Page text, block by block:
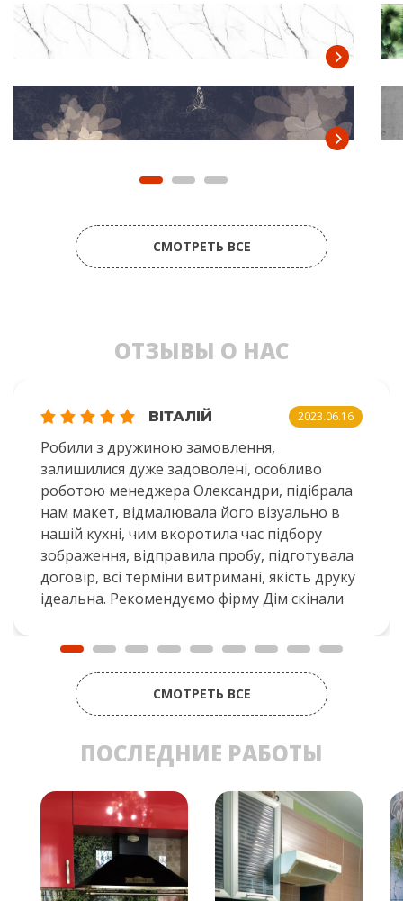
СМОТРЕТЬ ВСЕ
ОТЗЫВЫ О НАС
ВІТАЛІЙ 2023.06.16
Робили з дружиною замовлення,
залишилися дуже задоволені, особливо
роботою менеджера Олександри, підібрала
нам макет, відмалювала його візуально в
нашій кухні, чим вкоротила час підбору
зображення, відправила пробу, підготувала
договір, всі терміни витримані, якість друку
ідеальна. Рекомендуємо фірму Дім скінали
СМОТРЕТЬ ВСЕ
ПОСЛЕДНИЕ РАБОТЫ